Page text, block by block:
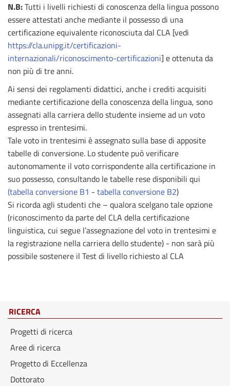
N.B:Tutti i livelli richiesti di conoscenza della lingua possono
essere attestati anche mediante il possesso di una
certificazione equivalente riconosciuta dal CLA [vedi
https://cla.unipg.it/certificazioni-
internazionali/riconoscimento-certificazioni] e ottenuta da
non più di tre anni.
Ai sensi dei regolamenti didattici, anche i crediti acquisiti
mediante certificazione della conoscenza della lingua, sono
assegnati alla carriera dello studente insieme ad un voto
espresso in trentesimi.
Tale voto in trentesimi è assegnato sulla base di apposite
tabelle di conversione. Lo studente può verificare
autonomamente il voto corrispondente alla certificazione in
suo possesso, consultando le tabelle rese disponibili qui
(tabella conversione B1 - tabella conversione B2)
Si ricorda agli studenti che – qualora scelgano tale opzione
(riconoscimento da parte del CLA della certificazione
linguistica, cui segue l’assegnazione del voto in trentesimi e
la registrazione nella carriera dello studente) - non sarà più
possibile sostenere il Test di livello richiesto al CLA
RICERCA
Progetti di ricerca
Aree di ricerca
Progetto di Eccellenza
Dottorato